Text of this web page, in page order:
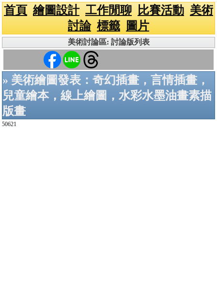
首頁 繪圖設計 工作閒聊 比賽活動 美術
討論 標籤 圖片
美術討論區: 討論版列表
» 美術繪圖發表：奇幻插畫，言情插畫，
兒童繪本，線上繪圖，水彩水墨油畫素描
版畫
50621